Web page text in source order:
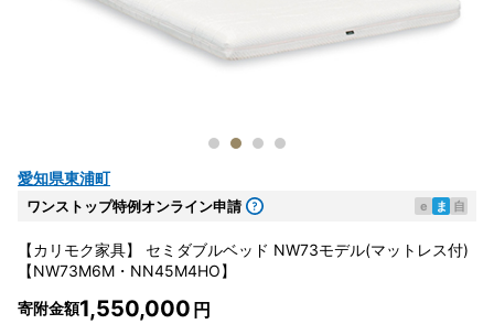
愛知県東浦町
ワンストップ特例オンライン申請 e ま 自
【カリモク家具】 セミダブルベッド NW73モデル(マットレス付)
【NW73M6M・NN45M4HO】
寄附金額1,550,000